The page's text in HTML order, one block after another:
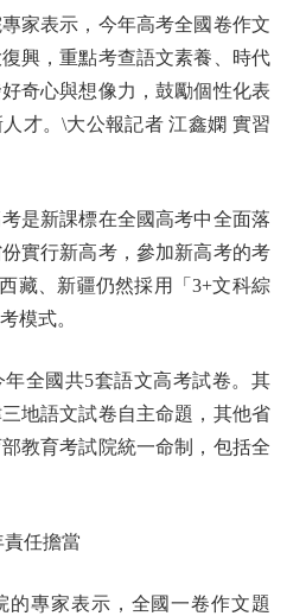
表示，今年高考全國卷作文
興，重點考查語文素養、時代
奇心與想像力，鼓勵個性化表
才。\大公報記者 江鑫嫻 實習
新課標在全國高考中全面落
實行新高考，參加新高考的考
藏、新疆仍然採用「3+文科綜
模式。
全國共5套語文高考試卷。其
地語文試卷自主命題，其他省
教育考試院統一命制，包括全
任擔當
專家表示，全國一卷作文題